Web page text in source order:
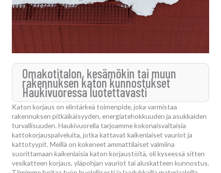
Omakotitalon, kesämökin tai muun
rakennuksen katon kunnostukset
Haukivuoressa luotettavasti
Katon korjaus on elintärkeä toimenpide, joka varmistaa
rakennuksen pitkäikäisyyden, energiatehokkuuden ja asukkaiden
turvallisuuden. Haukivuorella tarjoamme kokonaisvaltaisia
kattokorjauspalveluita, jotka kattavat kaikenlaiset vauriot ja
kattotyypit. Meillä on kokeneet ammattilaiset valmiina
suorittamaan kaikenlaisia katon korjaustöitä, oli kyseessä sitten
vesikatteen korjaus, yläpohjan vauriot tai aluskatteen kunnostus.